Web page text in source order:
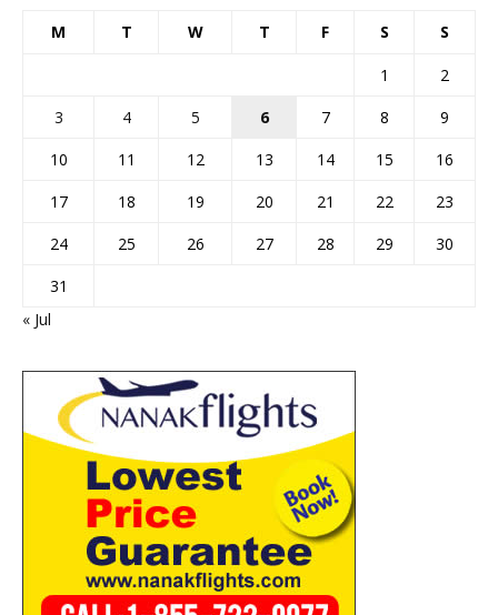
M T W T F S S
1
2
3
4 5 6 7 8
9
10
11 12 13 14 15
16
17
18 19 20 21 22
23
24
25 26 27 28 29
30
31
« Jul